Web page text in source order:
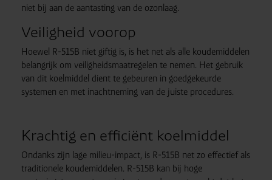
niet bij aan de aantasting van de ozonlaag.
Veiligheid voorop
Hoewel R-515B niet giftig is, is het net als alle koudemiddelen
belangrijk om veiligheidsmaatregelen te nemen. Het gebruik
van dit koelmiddel dient te gebeuren in goedgekeurde
systemen en met inachtneming van de juiste procedures.
Krachtig en efficiënt koelmiddel
Ondanks zijn lage milieu-impact, is R-515B net zo effectief als
traditionele koudemiddelen. R-515B kan bij hoge